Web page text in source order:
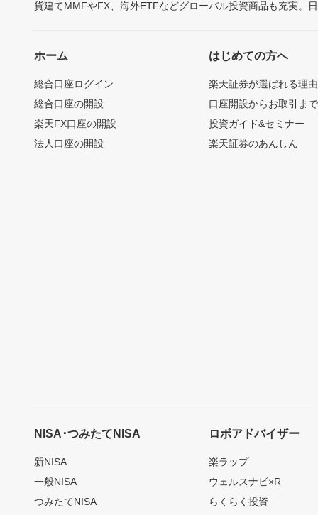
貨建てMMFやFX、海外ETFなどグローバル投資商品も充実。
ホーム
総合口座ログイン
総合口座の開設
楽天FX口座の開設
法人口座の開設
はじめての方へ
楽天証券が選ばれる理由
口座開設からお取引ま
投資ガイド&セミナー
楽天証券のあんしん
NISA･つみたてNISA
新NISA
一般NISA
つみたてNISA
ロボアドバイザー
楽ラップ
ウェルスナビ×R
らくらく投資